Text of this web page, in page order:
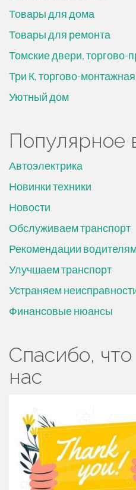
Товары для дома
Товары для ремонта
Томские двери,
Три К, торгово-
Уютный дом
Популярное
Автоэлектрика
Новинки техники
Новости
Обслуживаем транспорт
Рекомендации
Улучшаем транспорт
Устраняем
Финансовые нюансы
Спасибо,
нас